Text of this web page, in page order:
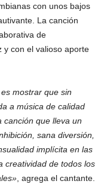
con unos bajos
La canción
de
y con el valioso aporte
mostrar que sin
a música de calidad
canción que lleva un
sana diversión,
implícita en las
creatividad de todos los
, agrega el cantante.